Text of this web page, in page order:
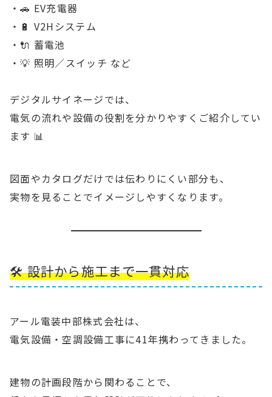
・🚗 EV充電器
・🔋 V2Hシステム
・🔌 蓄電池
・💡 照明／スイッチ など
デジタルサイネージでは、
電気の流れや設備の役割を分かりやすくご紹介してい
ます 📊
図面やカタログだけでは伝わりにくい部分も、
実物を見ることでイメージしやすくなります。
🛠 設計から施工まで一貫対応
アール電装中部株式会社は、
電気設備・空調設備工事に41年携わってきました。
建物の計画段階から関わることで、